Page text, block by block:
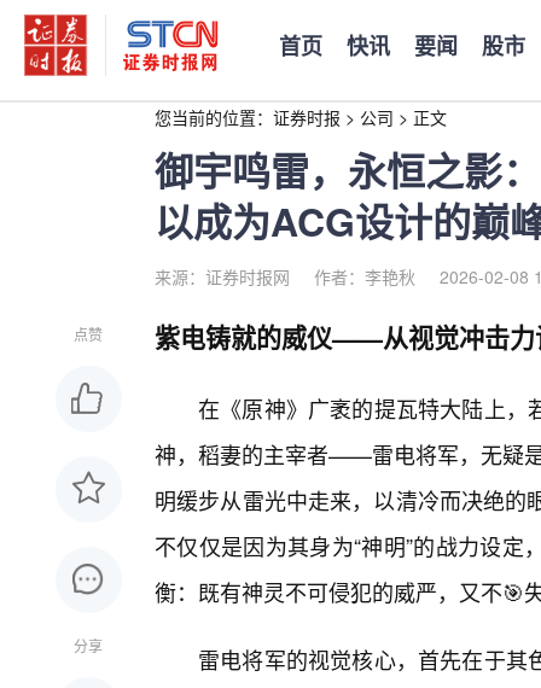
首页 快讯 要闻 股市
您当前的位置： 证券时报 > 公司 > 正文
御宇鸣雷，永恒之影
以成为ACG设计的巅
来源：证券时报网 作者：李艳秋 2026-02-08
点赞
分享
紫电铸就的威仪——从视觉冲击力
在《原神》广袤的提瓦特大陆上，
神，稻妻的主宰者——雷电将军，无疑
明缓步从雷光中走来，以清冷而决绝
不仅仅是因为其身为“神明”的战力设
衡：既有神灵不可侵犯的威严，又不🎯
雷电将军的视觉核心，首先在于